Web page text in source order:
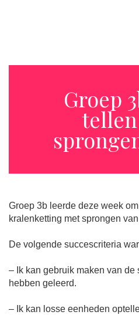
Groep
Groep 3b leerde deze week
kralenketting met sprongen
De volgende succescriteria
– Ik kan gebruik maken van
hebben geleerd.
– Ik kan losse eenheden